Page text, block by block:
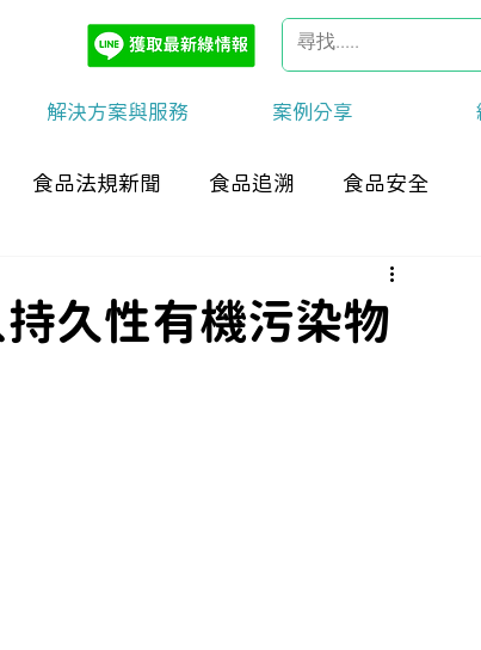
解決方案與服務 案例分享
食品法規新聞 食品追溯 食品安全
久性有機污染物